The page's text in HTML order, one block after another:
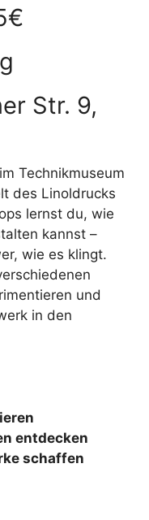
Str. 9,
Technikmuseum
des Linoldrucks
lernst du, wie
kannst –
wie es klingt.
und
in den
entdecken
schaffen